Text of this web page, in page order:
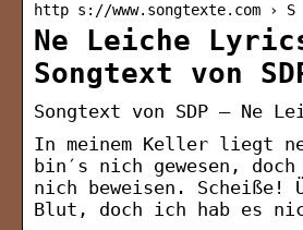
http s://www.songtexte.com › S
Ne Leiche
Songtext von
Songtext von SDP – Ne
In meinem Keller liegt
bin′s nich gewesen,
nich beweisen.
Blut, doch ich hab es